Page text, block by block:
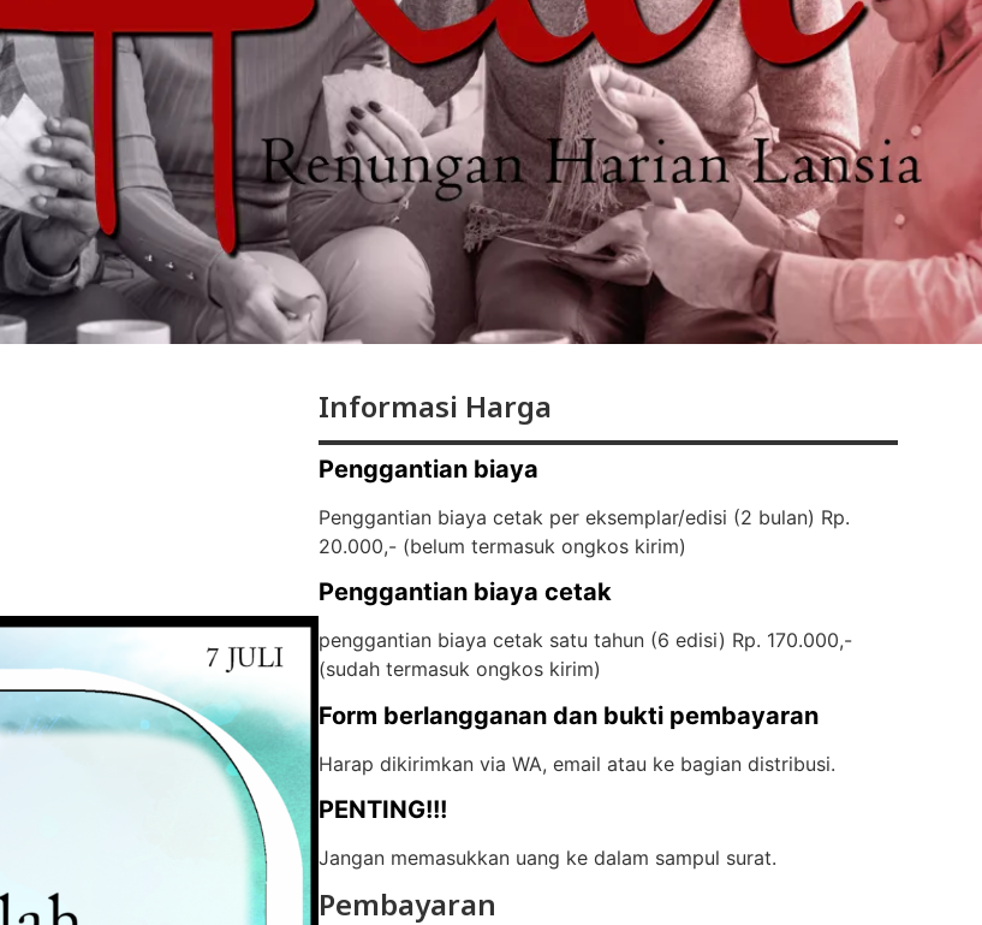
Informasi Harga
Penggantian biaya
Penggantian biaya cetak per eksemplar/edisi (2 bulan) Rp.
20.000,- (belum termasuk ongkos kirim)
Penggantian biaya cetak
penggantian biaya cetak satu tahun (6 edisi) Rp. 170.000,-
(sudah termasuk ongkos kirim)
Form berlangganan dan bukti pembayaran
Harap dikirimkan via WA, email atau ke bagian distribusi.
PENTING!!!
Jangan memasukkan uang ke dalam sampul surat.
Pembayaran